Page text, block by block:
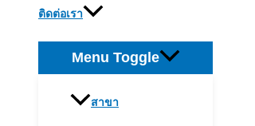
ติดต่อเรา
Menu Toggle
สาขา